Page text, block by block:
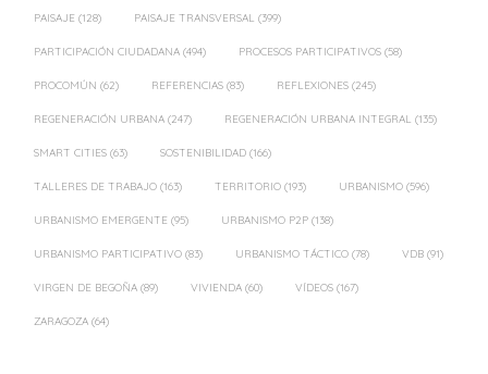
PAISAJE (128) PAISAJE TRANSVERSAL (399)
PARTICIPACIÓN CIUDADANA (494) PROCESOS PARTICIPATIVOS (58)
PROCOMÚN (62) REFERENCIAS (83) REFLEXIONES (245)
REGENERACIÓN URBANA (247) REGENERACIÓN URBANA INTEGRAL (135)
SMART CITIES (63) SOSTENIBILIDAD (166)
TALLERES DE TRABAJO (163) TERRITORIO (193) URBANISMO (596)
URBANISMO EMERGENTE (95) URBANISMO P2P (138)
URBANISMO PARTICIPATIVO (83) URBANISMO TÁCTICO (78) VDB (91)
VIRGEN DE BEGOÑA (89) VIVIENDA (60) VÍDEOS (167)
ZARAGOZA (64)